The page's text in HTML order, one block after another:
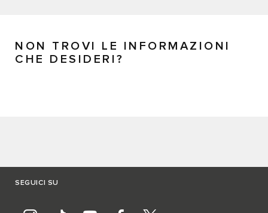
NON TROVI LE INFORMAZIONI
CHE DESIDERI?
SEGUICI SU